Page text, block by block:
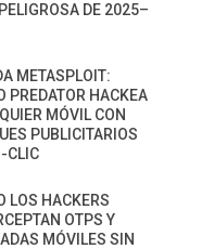
DE 2025–
METASPLOIT:
PREDATOR HACKEA
MÓVIL CON
PUBLICITARIOS
CLIC
LOS HACKERS
OTPS Y
MÓVILES SIN